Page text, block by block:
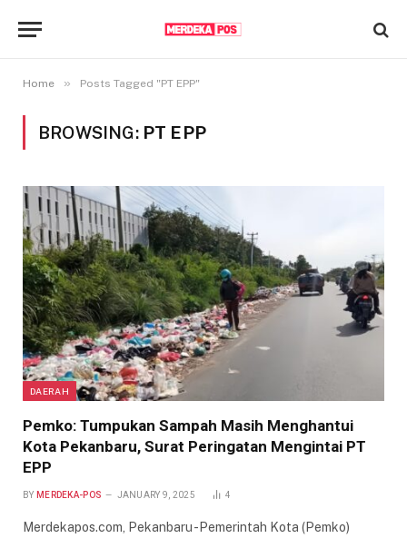
Home » Posts Tagged "PT EPP"
BROWSING: PT EPP
DAERAH
Pemko: Tumpukan Sampah Masih Menghantui
Kota Pekanbaru, Surat Peringatan Mengintai PT
EPP
BY MERDEKA-POS JANUARY 9, 2025 4
Merdekapos.com, Pekanbaru -Pemerintah Kota (Pemko)